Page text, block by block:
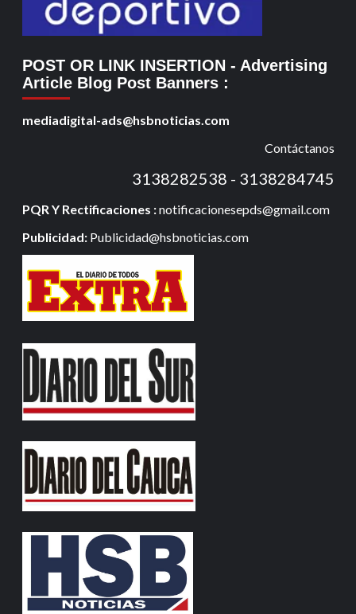
POST OR LINK INSERTION - Advertising
Article Blog Post Banners :
mediadigital-ads@hsbnoticias.com
Contáctanos
3138282538 - 3138284745
PQR Y Rectificaciones :notificacionesepds@gmail.com
Publicidad: Publicidad@hsbnoticias.com